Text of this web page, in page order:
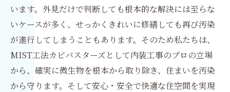
います。外見だけで判断しても根本的な解決には至らな
いケースが多く、せっかくきれいに修繕しても再び汚染
が進行してしまうこともあります。そのため私たちは、
MIST工法カビバスターズとして内装工事のプロの立場
から、確実に微生物を根本から取り除き、住まいを汚染
から守ります。そして安心・安全で快適な住空間を実現